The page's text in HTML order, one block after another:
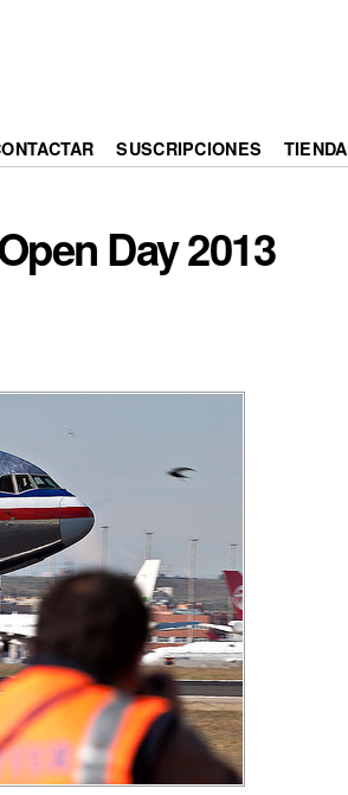
SUSCRIPCIONES TIENDA
Day 2013